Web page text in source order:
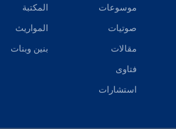
موسوعات
صوتيات
مقالات
فتاوى
استشارات
المكتبة
المواريث
بنين وبنات